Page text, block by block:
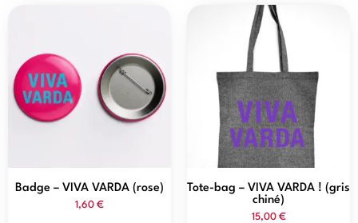
Badge – VIVA VARDA (rose)
1,60 €
Tote-bag – VIVA VARDA ! (gris
chiné)
15,00 €